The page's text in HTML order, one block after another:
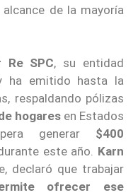
de la mayoría
Re SPC, su entidad
ha emitido hasta la
respaldando pólizas
hogares en Estados
generar $400
este año. Karn
declaró que trabajar
ofrecer ese